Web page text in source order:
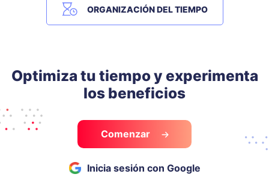
ORGANIZACIÓN DEL TIEMPO
Optimiza tu tiempo y experimenta
los beneficios
Comenzar
Inicia sesión con Google